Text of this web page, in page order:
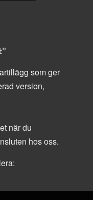
som ger
version,
när du
hos oss.